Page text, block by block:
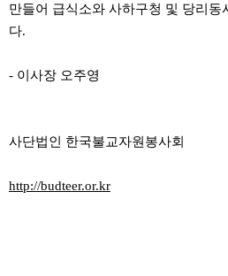
만들어 급식소와 사하구청 및 당리동
다.
- 이사장 오주영
사단법인 한국불교자원봉사회
http://budteer.or.kr